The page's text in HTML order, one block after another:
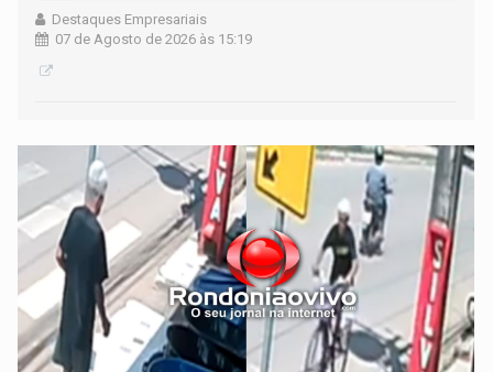
Destaques Empresariais
07 de Agosto de 2026 às 15:19